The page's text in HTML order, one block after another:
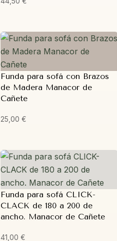
Funda para sofá con Brazos
de Madera Manacor de
Cañete
25,00€
Funda para sofá CLICK-
CLACK de 180 a 200 de
ancho. Manacor de Cañete
41,00€